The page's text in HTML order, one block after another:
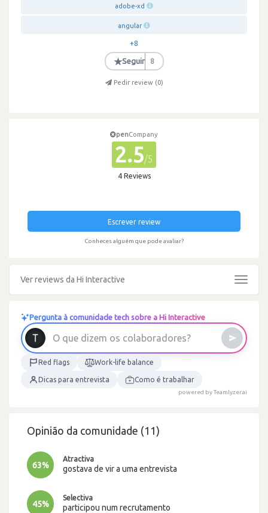
adobe-xd
angular
+8
★Seguir 8
Pedir review (0)
penCompany
2.5/5
4 Reviews
Escrever review
Conheces alguém que pode avaliar?
Ver reviews da Hi Interactive
Toggle
Pergunta à comunidade tech sobre a Hi Interactive
O que d izem os colaborad ores?
Red flags Work-life balance
Dicas para entrevista Como é trabalhar
powered by Teamlyzer.ai
Opinião da comunidade (11)
63%
Atractiva
gostava de vir a uma entrevista
45%
Selectiva
participou num recrutamento